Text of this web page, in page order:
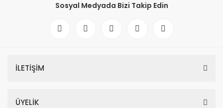
Sosyal Medyada Bizi Takip Edin
İLETİŞİM
ÜYELİK